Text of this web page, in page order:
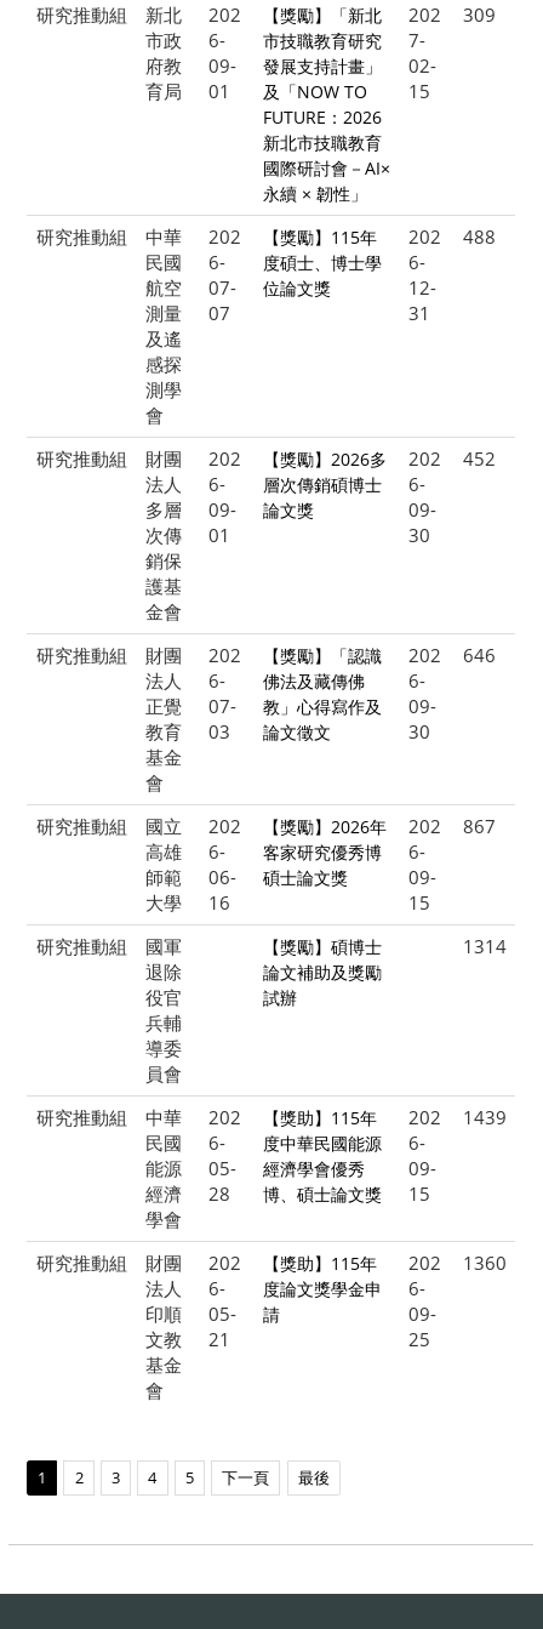
研究推動組
新北
市政
府教
育局
202
6-
09-
01
【獎勵】「新北
市技職教育研究
發展支持計畫」
及「NOW TO
FUTURE：2026
新北市技職教育
國際研討會－AI×
永續 × 韌性」
202
7-
02-
15
309
研究推動組
中華
民國
航空
測量
及遙
感探
測學
會
202
6-
07-
07
【獎勵】115年
度碩士、博士學
位論文獎
202
6-
12-
31
488
研究推動組
財團
法人
多層
次傳
銷保
護基
金會
202
6-
09-
01
【獎勵】2026多
層次傳銷碩博士
論文獎
202
6-
09-
30
452
研究推動組
財團
法人
正覺
教育
基金
會
202
6-
07-
03
【獎勵】「認識
佛法及藏傳佛
教」心得寫作及
論文徵文
202
6-
09-
30
646
研究推動組
國立
高雄
師範
大學
202
6-
06-
16
【獎勵】2026年
客家研究優秀博
碩士論文獎
202
6-
09-
15
867
研究推動組
國軍
退除
役官
兵輔
導委
員會
【獎勵】碩博士
論文補助及獎勵
試辦
1314
研究推動組
中華
民國
能源
經濟
學會
202
6-
05-
28
【獎助】115年
度中華民國能源
經濟學會優秀
博、碩士論文獎
202
6-
09-
15
1439
研究推動組
財團
法人
印順
文教
基金
會
202
6-
05-
21
【獎助】115年
度論文獎學金申
請
202
6-
09-
25
1360
1 2 3 4 5 下一頁 最後